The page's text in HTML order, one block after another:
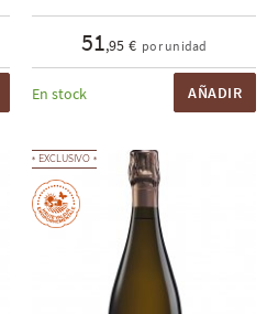
51,95 € por unidad
En stock AÑADIR
EXCLUSIVO